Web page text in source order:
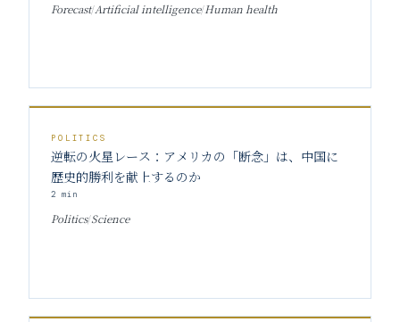
Forecast/Artificial intelligence/Human health
POLITICS
逆転の火星レース：アメリカの「断念」は、中国に
歴史的勝利を献上するのか
2 min
Politics/Science